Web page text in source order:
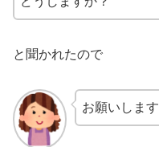
と聞かれたので
お願いします